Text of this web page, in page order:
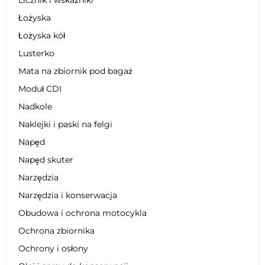
Łożyska
Łożyska kół
Lusterko
Mata na zbiornik pod bagaż
Moduł CDI
Nadkole
Naklejki i paski na felgi
Napęd
Napęd skuter
Narzędzia
Narzędzia i konserwacja
Obudowa i ochrona motocykla
Ochrona zbiornika
Ochrony i osłony